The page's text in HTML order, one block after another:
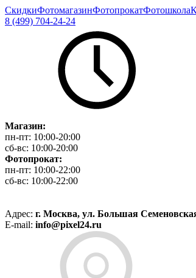
СкидкиФотомагазинФотопрокатФотошкола
8 (499) 704-24-24
Магазин:
пн-пт: 10:00-20:00
сб-вс: 10:00-20:00
Фотопрокат:
пн-пт: 10:00-22:00
сб-вс: 10:00-22:00
Адрес: г. Москва, ул. Большая
E-mail: info@pixel24.ru